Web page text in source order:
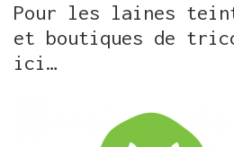
Pour les laines
et boutiques de
ici…